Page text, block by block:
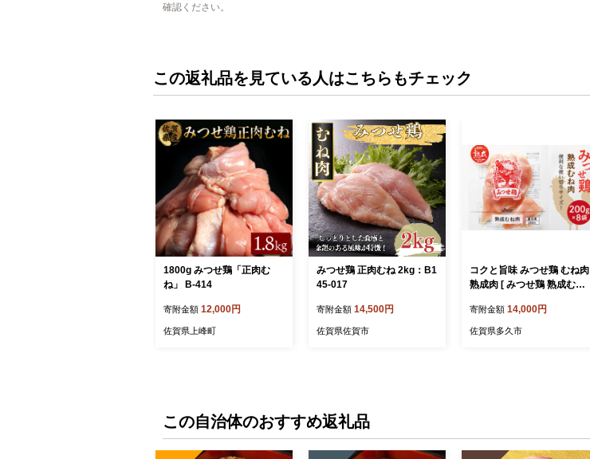
確認ください。
この返礼品を見ている人はこちらもチェック
1800g みつせ鶏「正肉む
ね」 B-414
寄附金額 12,000円
佐賀県上峰町
みつせ鶏 正肉むね 2kg：B1
45-017
寄附金額 14,500円
佐賀県佐賀市
コクと旨味 みつせ鶏 むね肉
熟成肉 [ みつせ鶏 熟成むね
ムネ肉 熟成肉 _b-392
寄附金額 14,000円
佐賀県多久市
この自治体のおすすめ返礼品